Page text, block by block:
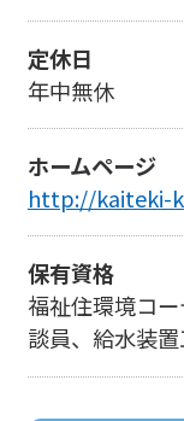
定休日
年中無休
ホームページ
http://kaiteki-
保有資格
福祉住環境コ
談員、給水装